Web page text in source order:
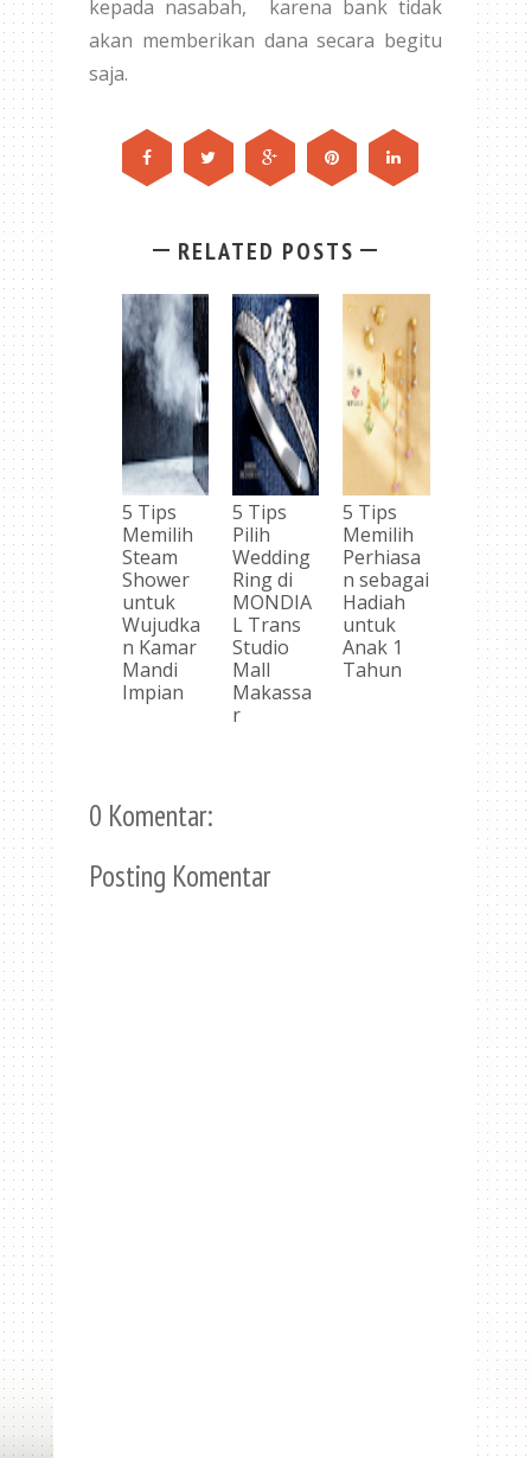
kepada nasabah, karena bank tidak
akan memberikan dana secara begitu
saja.
RELATED POSTS
5 Tips
Memilih
Steam
Shower
untuk
Wujudka
n Kamar
Mandi
Impian
5 Tips
Pilih
Wedding
Ring di
MONDIA
L Trans
Studio
Mall
Makassa
r
5 Tips
Memilih
Perhiasa
n sebagai
Hadiah
untuk
Anak 1
Tahun
0 Komentar:
Posting Komentar